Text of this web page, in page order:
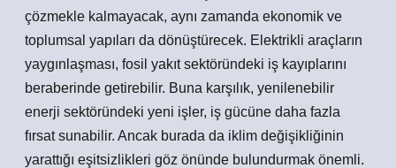
çözmekle kalmayacak, aynı zamanda ekonomik ve
toplumsal yapıları da dönüştürecek. Elektrikli araçların
yaygınlaşması, fosil yakıt sektöründeki iş kayıplarını
beraberinde getirebilir. Buna karşılık, yenilenebilir
enerji sektöründeki yeni işler, iş gücüne daha fazla
fırsat sunabilir. Ancak burada da iklim değişikliğinin
yarattığı eşitsizlikleri göz önünde bulundurmak önemli.